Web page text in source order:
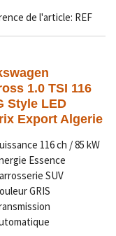
de l'article: REF
1.0 TSI 116
Style LED
Export Algerie
116 ch / 85 kW
Essence
SUV
GRIS